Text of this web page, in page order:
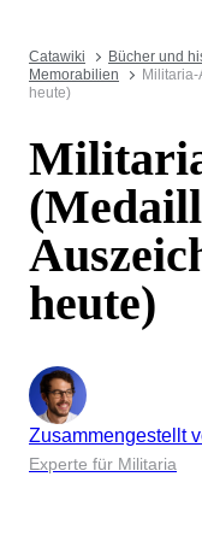
Catawiki Bücher und
Memorabilien
heute)
heute)
Zusammengestellt
Experte für Militaria